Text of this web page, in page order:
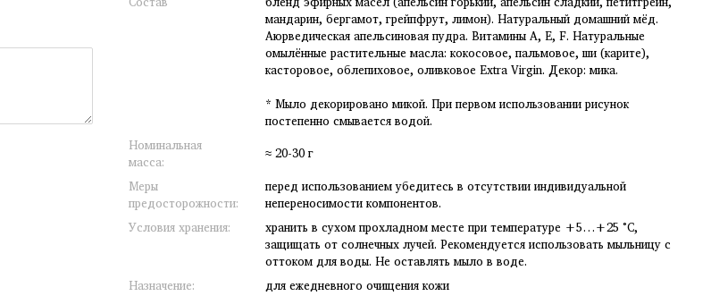
мандарин, бергамот, грейпфрут, лимон). Натуральный домашний мёд.
Аюрведическая апельсиновая пудра. Витамины А, Е, F. Натуральные
омылённые растительные масла: кокосовое, пальмовое, ши (карите),
касторовое, облепиховое, оливковое Extra Virgin. Декор: мика.
* Мыло декорировано микой. При первом использовании рисунок
постепенно смывается водой.
Номинальная
масса:
≈ 20-30 г
Меры
предосторожности:
перед использованием убедитесь в отсутствии индивидуальной
непереносимости компонентов.
Условия хранения:
хранить в сухом прохладном месте при температуре +5…+25 °C,
защищать от солнечных лучей. Рекомендуется использовать мыльницу с
оттоком для воды. Не оставлять мыло в воде.
Назначение:
для ежедневного очищения кожи